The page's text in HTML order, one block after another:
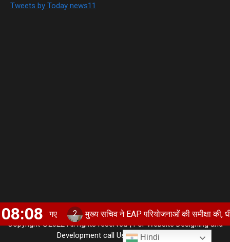
Tweets by Today news11
Copyright ©2022 All rights reserved | For Website Designing and
Development call Us:- 8920664806
08:08
गए मुख्य सचिव ने EAP परियोजनाओं की समीक्षा की, धीमी
Hindi